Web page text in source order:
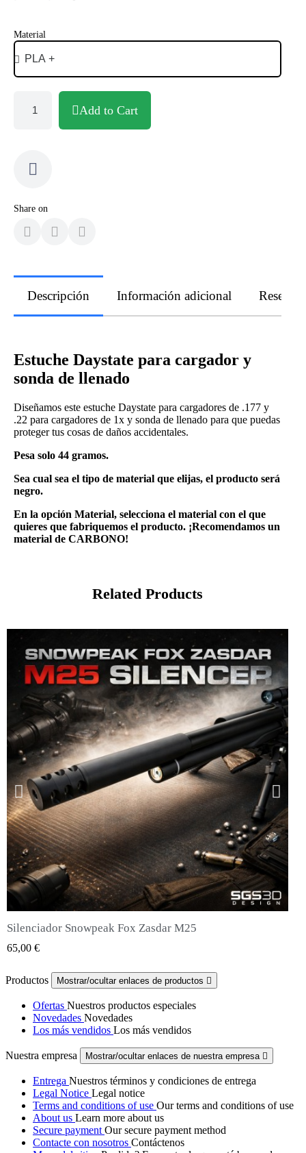
Material
Add to Cart
Share on
Descripción Información adicional Reseñas
Estuche Daystate para cargador y
sonda de llenado
Diseñamos este estuche Daystate para cargadores de .177 y
.22 para cargadores de 1x y sonda de llenado para que puedas
proteger tus cosas de daños accidentales.
Pesa solo 44 gramos.
Sea cual sea el tipo de material que elijas, el producto será
negro.
En la opción Material, selecciona el material con el que
quieres que fabriquemos el producto. ¡Recomendamos un
material de CARBONO!
Related Products
QUICK VIEW
Silenciador Snowpeak Fox Zasdar M25
65,00 €
Productos Mostrar/ocultar enlaces de productos 
Ofertas Nuestros productos especiales
Novedades Novedades
Los más vendidos Los más vendidos
Nuestra empresa Mostrar/ocultar enlaces de nuestra empresa 
Entrega Nuestros términos y condiciones de entrega
Legal Notice Legal notice
Terms and conditions of use Our terms and conditions of use
About us Learn more about us
Secure payment Our secure payment method
Contacte con nosotros Contáctenos